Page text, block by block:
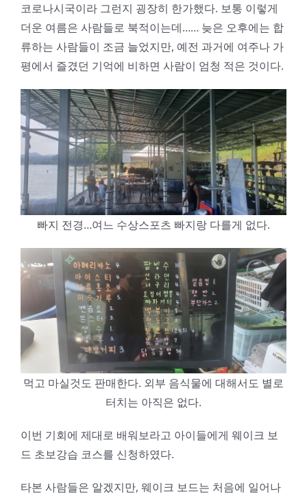
코로나시국이라 그런지 굉장히 한가했다. 보통 이렇게
더운 여름은 사람들로 북적이는데…… 늦은 오후에는 합
류하는 사람들이 조금 늘었지만, 예전 과거에 여주나 가
평에서 즐겼던 기억에 비하면 사람이 엄청 적은 것이다.
빠지 전경…여느 수상스포츠 빠지랑 다를게 없다.
먹고 마실것도 판매한다. 외부 음식물에 대해서도 별로
터치는 아직은 없다.
이번 기회에 제대로 배워보라고 아이들에게 웨이크 보
드 초보강습 코스를 신청하였다.
타본 사람들은 알겠지만, 웨이크 보드는 처음에 일어나